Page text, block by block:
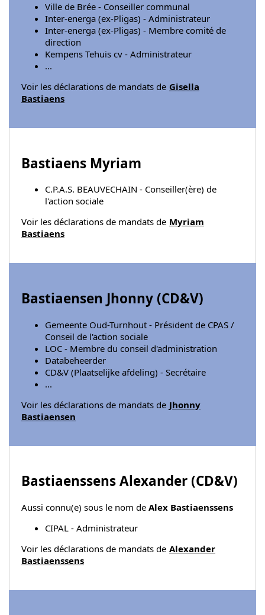
Ville de Brée - Conseiller communal
Inter-energa (ex-Pligas) - Administrateur
Inter-energa (ex-Pligas) - Membre comité de
direction
Kempens Tehuis cv - Administrateur
...
Voir les déclarations de mandats de Gisella
Bastiaens
Bastiaens Myriam
C.P.A.S. BEAUVECHAIN - Conseiller(ère) de
l'action sociale
Voir les déclarations de mandats de Myriam
Bastiaens
Bastiaensen Jhonny (CD&V)
Gemeente Oud-Turnhout - Président de CPAS /
Conseil de l'action sociale
LOC - Membre du conseil d'administration
Databeheerder
CD&V (Plaatselijke afdeling) - Secrétaire
...
Voir les déclarations de mandats de Jhonny
Bastiaensen
Bastiaenssens Alexander (CD&V)
Aussi connu(e) sous le nom de Alex Bastiaenssens
CIPAL - Administrateur
Voir les déclarations de mandats de Alexander
Bastiaenssens